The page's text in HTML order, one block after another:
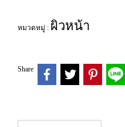
หมวดหมู่ : ผิวหน้า
Share